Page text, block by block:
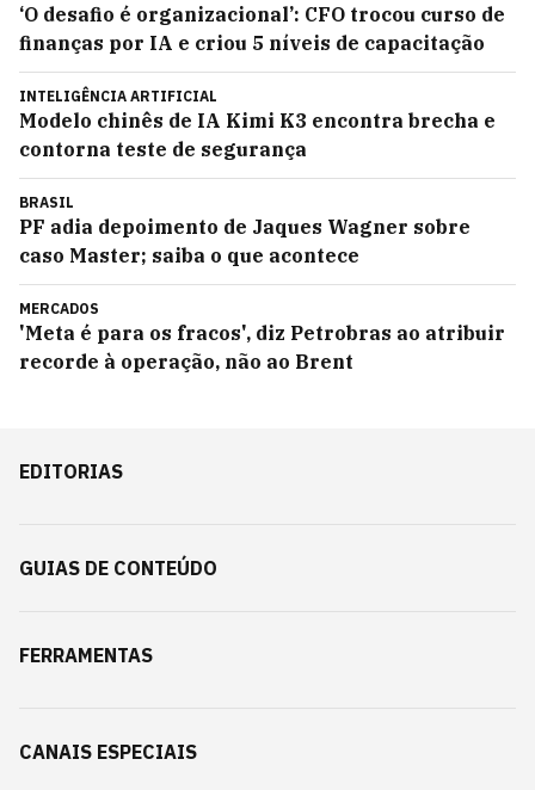
‘O desafio é organizacional’: CFO trocou curso de
finanças por IA e criou 5 níveis de capacitação
INTELIGÊNCIA ARTIFICIAL
Modelo chinês de IA Kimi K3 encontra brecha e
contorna teste de segurança
BRASIL
PF adia depoimento de Jaques Wagner sobre
caso Master; saiba o que acontece
MERCADOS
'Meta é para os fracos', diz Petrobras ao atribuir
recorde à operação, não ao Brent
EDITORIAS
GUIAS DE CONTEÚDO
FERRAMENTAS
CANAIS ESPECIAIS